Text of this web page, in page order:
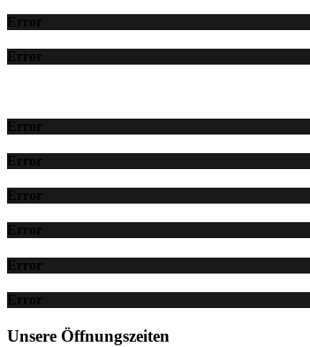
Error
Error
Error
Error
Error
Error
Error
Error
Unsere Öffnungszeiten